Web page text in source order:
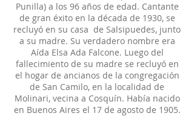
Punilla) a los 96 años de edad. Cantante
de gran éxito en la década de 1930, se
recluyó en su casa de Salsipuedes, junto
a su madre. Su verdadero nombre era
Aída Elsa Ada Falcone. Luego del
fallecimiento de su madre se recluyó en
el hogar de ancianos de la congregación
de San Camilo, en la localidad de
Molinari, vecina a Cosquín. Había nacido
en Buenos Aires el 17 de agosto de 1905.